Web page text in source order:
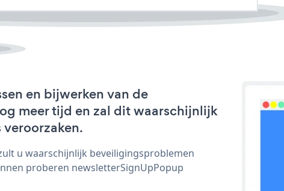
en bijwerken van de
meer tijd en zal dit waarschijnlijk
u waarschijnlijk beveiligingsproblemen
proberen newsletterSignUpPopup